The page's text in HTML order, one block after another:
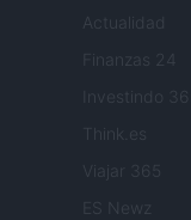
Actualidad
Finanzas 24
Investindo 365
Think.es
Viajar 365
ES Newz